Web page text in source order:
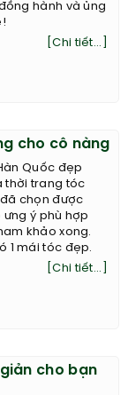
hành và ủng
[Chi tiết...]
cho cô nàng
Quốc đẹp
thời trang tóc
chọn được
ưng ý phù hợp
khảo xong.
1 mái tóc đẹp.
[Chi tiết...]
cho bạn